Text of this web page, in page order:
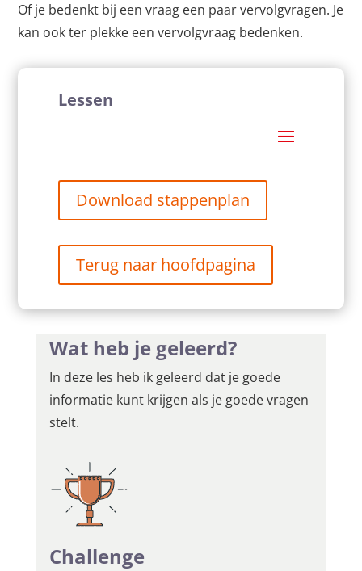
Of je bedenkt bij een vraag een paar vervolgvragen. Je
kan ook ter plekke een vervolgvraag bedenken.
Lessen
Download stappenplan
Terug naar hoofdpagina
Wat heb je geleerd?
In deze les heb ik geleerd dat je goede
informatie kunt krijgen als je goede vragen
stelt.
Challenge